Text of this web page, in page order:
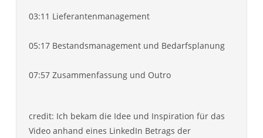
03:11 Lieferantenmanagement
05:17 Bestandsmanagement und Bedarfsplanung
07:57 Zusammenfassung und Outro
credit: Ich bekam die Idee und Inspiration für das
Video anhand eines LinkedIn Betrags der